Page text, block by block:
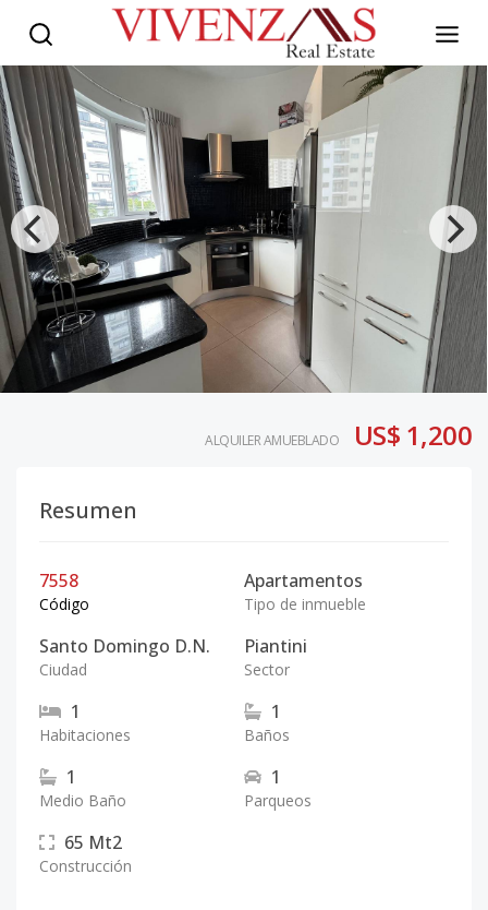
ALQUILER AMUEBLADO US$ 1,200
Resumen
7558
Código
Apartamentos
Tipo de inmueble
Santo Domingo D.N.
Ciudad
Piantini
Sector
1
Habitaciones
1
Baños
1
Medio Baño
1
Parqueos
65 Mt2
Construcción